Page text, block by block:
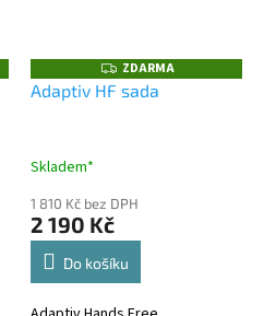
Z
D
A
ZDARMA
Adaptiv HF sada
Skladem*
1 810 Kč bez DPH
2 190 Kč
Do košíku